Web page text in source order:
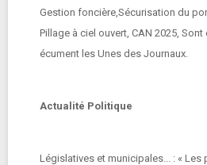
Gestion foncière,Sécurisation du
Pillage à ciel ouvert, CAN 2025,
écument les Unes des Journaux.
Actualité Politique
Législatives et municipales... : « Les